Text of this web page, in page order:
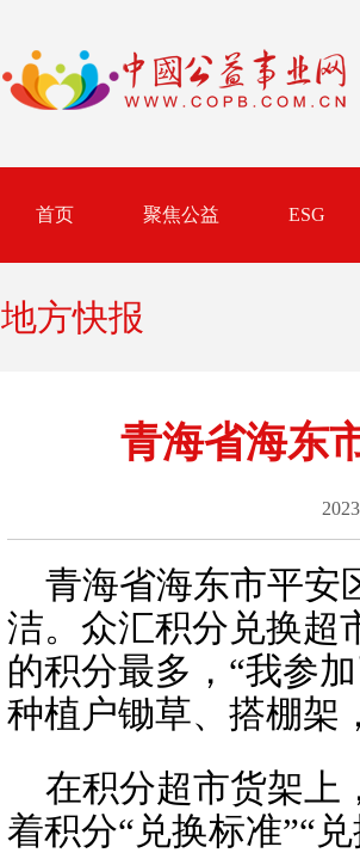
首页 聚焦公益 ESG
地方快报
青海省海东
青海省海东市平安
洁。众汇积分兑换超
的积分最多，“我参
种植户锄草、搭棚架
在积分超市货架上
着积分“兑换标准”“